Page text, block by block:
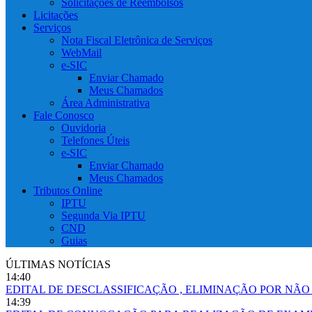
Solicitações de Reembolsos
Licitações
Serviços
Nota Fiscal Eletrônica de Serviços
WebMail
e-SIC
Enviar Chamado
Meus Chamados
Área Administrativa
Fale Conosco
Ouvidoria
Telefones Úteis
e-SIC
Enviar Chamado
Meus Chamados
Tributos Online
IPTU
Segunda Via IPTU
CND
Guias
ÚLTIMAS NOTÍCIAS
14:40
EDITAL DE DESCLASSIFICAÇÃO , ELIMINAÇÃO POR
14:39